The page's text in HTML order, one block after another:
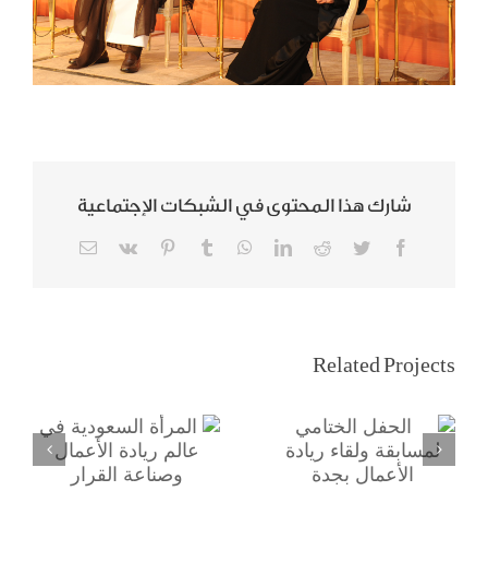
شارك هذا المحتوى في الشبكات الإجتماعية
Facebook
Twitter
Reddit
LinkedIn
WhatsApp
Tumblr
Pinterest
Vk
Email
Related Projects
الأعمال وصناعة
القرار
الحفل الختامي
ريادة الأعمال بجدة